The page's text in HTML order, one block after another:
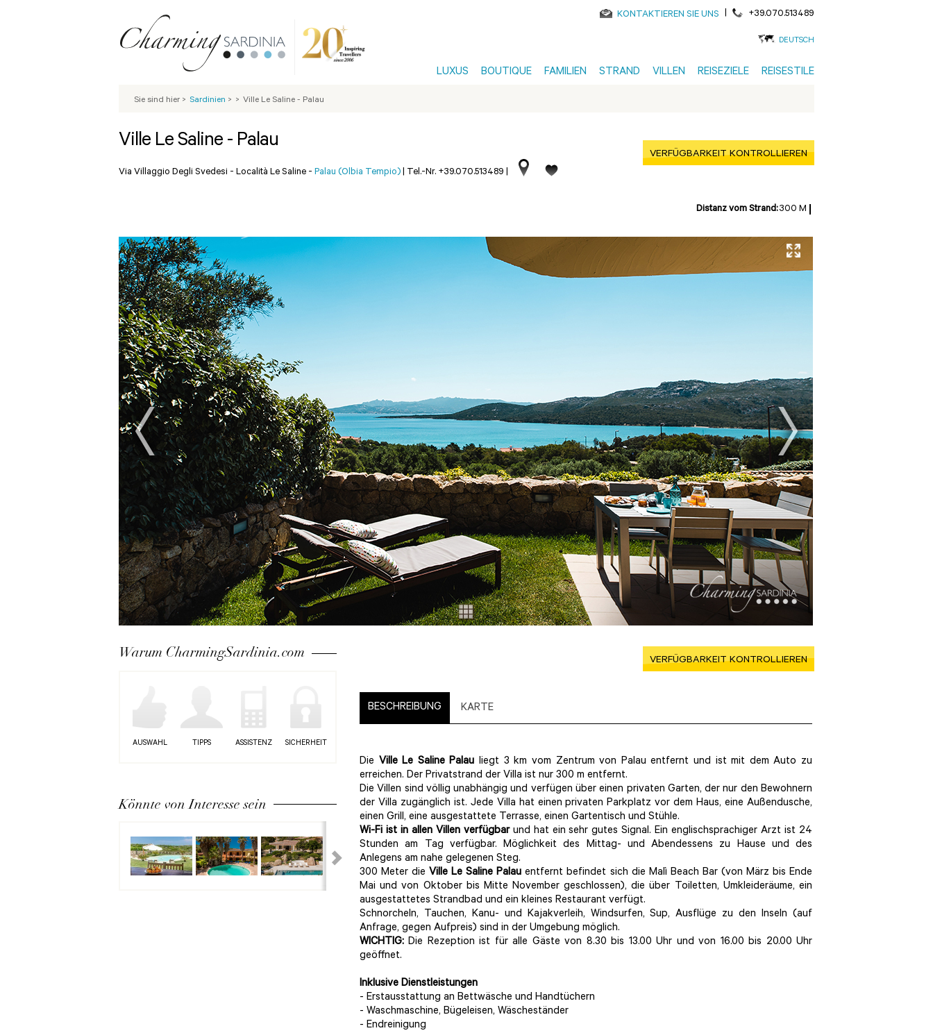
KONTAKTIEREN SIE UNS | +39.070.513489
DEUTSCH
LUXUS BOUTIQUE FAMILIEN STRAND VILLEN REISEZIELE REISESTILE
Sie sind hier > Sardinien > > Ville Le Saline - Palau
Ville Le Saline - Palau
Via Villaggio Degli Svedesi - Località Le Saline - Palau (Olbia Tempio) | Tel.-Nr. +39.070.513489 |
VERFÜGBARKEIT KONTROLLIEREN
Distanz vom Strand:300 M
Next
Warum CharmingSardinia.com
AUSWAHL TIPPS ASSISTENZ SICHERHEIT
Könnte von Interesse sein
VERFÜGBARKEIT KONTROLLIEREN
BESCHREIBUNG KARTE
Die Ville Le Saline Palau liegt 3 km vom Zentrum von Palau entfernt und ist mit dem Auto zu
erreichen. Der Privatstrand der Villa ist nur 300 m entfernt.
Die Villen sind völlig unabhängig und verfügen über einen privaten Garten, der nur den Bewohnern
der Villa zugänglich ist. Jede Villa hat einen privaten Parkplatz vor dem Haus, eine Außendusche,
einen Grill, eine ausgestattete Terrasse, einen Gartentisch und Stühle.
Wi-Fi ist in allen Villen verfügbarund hat ein sehr gutes Signal. Ein englischsprachiger Arzt ist 24
Stunden am Tag verfügbar. Möglichkeit des Mittag- und Abendessens zu Hause und des
Anlegens am nahe gelegenen Steg.
300 Meter die Ville Le Saline Palau entfernt befindet sich die Malì Beach Bar (von März bis Ende
Mai und von Oktober bis Mitte November geschlossen), die über Toiletten, Umkleideräume, ein
ausgestattetes Strandbad und ein kleines Restaurant verfügt.
Schnorcheln, Tauchen, Kanu- und Kajakverleih, Windsurfen, Sup, Ausflüge zu den Inseln (auf
Anfrage, gegen Aufpreis) sind in der Umgebung möglich.
WICHTIG: Die Rezeption ist für alle Gäste von 8.30 bis 13.00 Uhr und von 16.00 bis 20.00 Uhr
geöffnet.
Inklusive Dienstleistungen
- Erstausstattung an Bettwäsche und Handtüchern
- Waschmaschine, Bügeleisen, Wäscheständer
- Endreinigung